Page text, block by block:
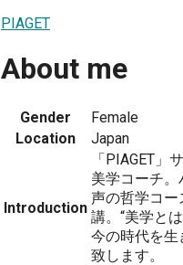
PIAGET
About me
Gender
Female
Location
Japan
Introduction
「PIAGET」
美学コーチ。
声の哲学コー
講。“美学と
今の時代を生
致します。